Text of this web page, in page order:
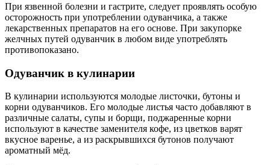
При язвенной болезни и гастрите, следует проявлять особую
осторожность при употреблении одуванчика, а также
лекарственных препаратов на его основе. При закупорке
желчных путей одуванчик в любом виде употреблять
противопоказано.
Одуванчик в кулинарии
В кулинарии используются молодые листочки, бутоны и
корни одуванчиков. Его молодые листья часто добавляют в
различные салаты, супы и борщи, поджаренные корни
используют в качестве заменителя кофе, из цветков варят
вкусное варенье, а из раскрывшихся бутонов получают
ароматный мёд.